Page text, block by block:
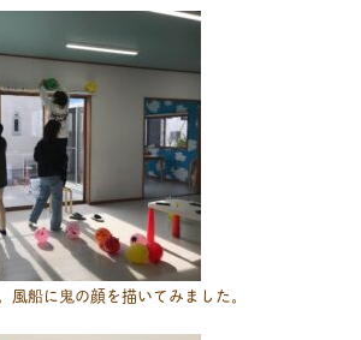
船に鬼の顔を描いてみました。